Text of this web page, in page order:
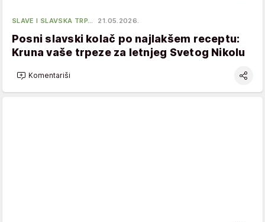
SLAVE I SLAVSKA TRP… 21.05.2026.
Posni slavski kolač po najlakšem receptu:
Kruna vaše trpeze za letnjeg Svetog Nikolu
Komentariši